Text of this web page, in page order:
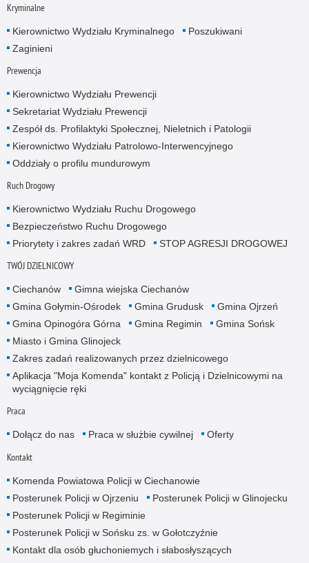
Kryminalne
Kierownictwo Wydziału Kryminalnego
Poszukiwani
Zaginieni
Prewencja
Kierownictwo Wydziału Prewencji
Sekretariat Wydziału Prewencji
Zespół ds. Profilaktyki Społecznej, Nieletnich i Patologii
Kierownictwo Wydziału Patrolowo-Interwencyjnego
Oddziały o profilu mundurowym
Ruch Drogowy
Kierownictwo Wydziału Ruchu Drogowego
Bezpieczeństwo Ruchu Drogowego
Priorytety i zakres zadań WRD
STOP AGRESJI DROGOWEJ
TWÓJ DZIELNICOWY
Ciechanów
Gimna wiejska Ciechanów
Gmina Gołymin-Ośrodek
Gmina Grudusk
Gmina Ojrzeń
Gmina Opinogóra Górna
Gmina Regimin
Gmina Sońsk
Miasto i Gmina Glinojeck
Zakres zadań realizowanych przez dzielnicowego
Aplikacja "Moja Komenda" kontakt z Policją i Dzielnicowymi na
wyciągnięcie ręki
Praca
Dołącz do nas Praca w służbie cywilnej Oferty
Kontakt
Komenda Powiatowa Policji w Ciechanowie
Posterunek Policji w Ojrzeniu
Posterunek Policji w Glinojecku
Posterunek Policji w Regiminie
Posterunek Policji w Sońsku zs. w Gołotczyźnie
Kontakt dla osób głuchoniemych i słabosłyszących